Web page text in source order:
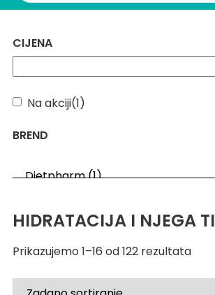
CIJENA
Na akciji(1)
BREND
HIDRATACIJA I NJEGA
Prikazujemo 1–16 od 122 rezultata